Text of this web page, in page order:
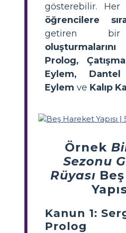
gösterebilir.
öğrencilere
getiren
oluşturmalarını
Prolog,
Eylem,
Dantel
Eylem ve Kalıp
Örnek
Sezonu
Rüyası
Kanun 1:
Prolog